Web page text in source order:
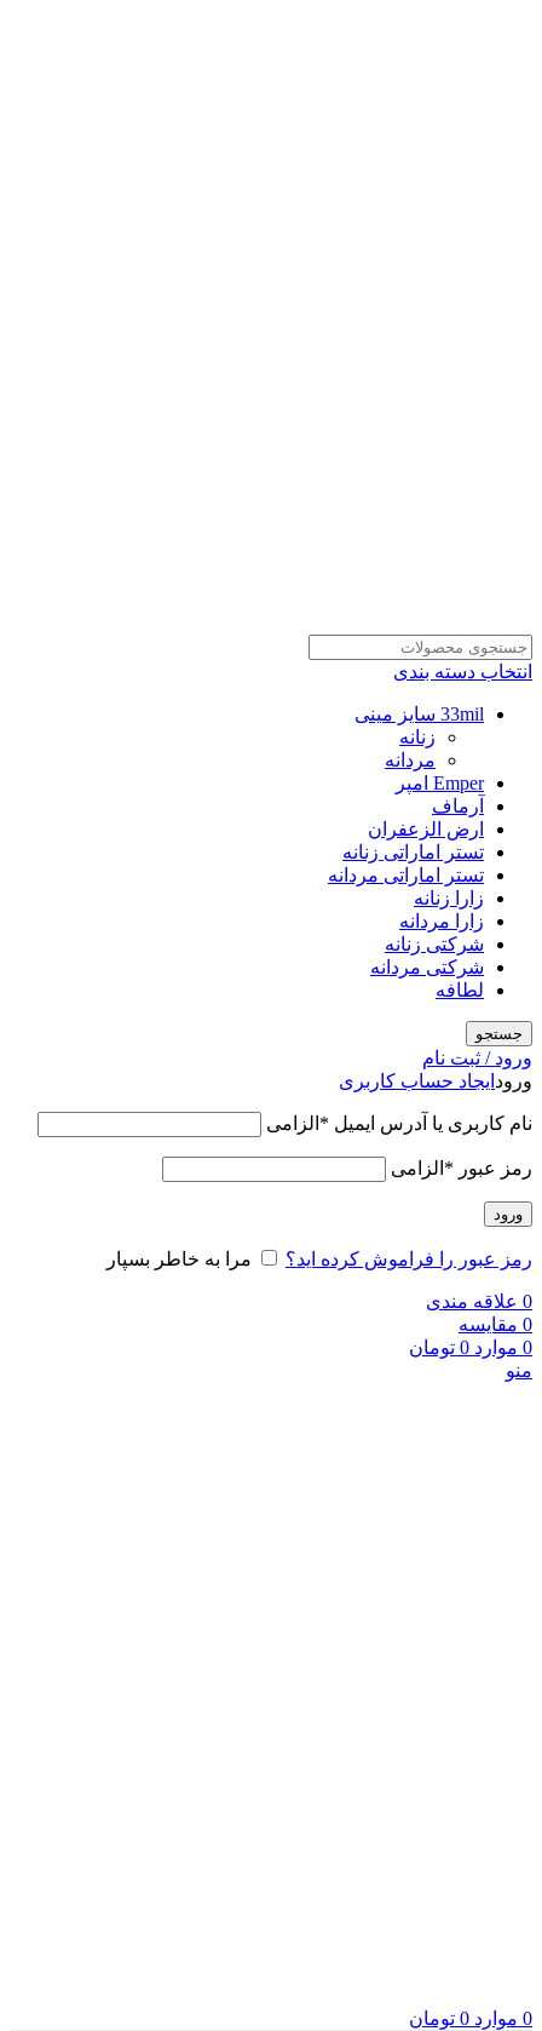
انتخاب دسته بندی
33mil سایز مینی
زنانه
مردانه
Emper امپر
آرماف
ارض الزعفران
تستر اماراتی زنانه
تستر اماراتی مردانه
زارا زنانه
زارا مردانه
شرکتی زنانه
شرکتی مردانه
لطافه
جستجو
ورود / ثبت نام
ورود ایجاد حساب کاربری
نام کاربری یا آدرس ایمیل * الزامی
رمز عبور * الزامی
ورود
رمز عبور را فراموش کرده اید؟ مرا به خاطر بسپار
0 علاقه مندی
0 مقایسه
0 موارد 0 تومان
منو
0 موارد 0 تومان